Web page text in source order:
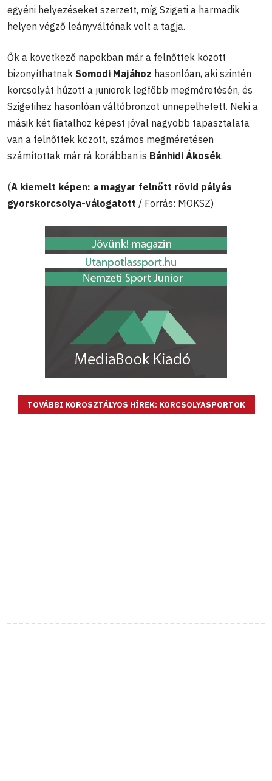
egyéni helyezéseket szerzett, míg Szigeti a harmadik
helyen végző leányváltónak volt a tagja.
Ők a következő napokban már a felnőttek között
bizonyíthatnak Somodi Majához hasonlóan, aki szintén
korcsolyát húzott a juniorok legfőbb megméretésén, és
Szigetihez hasonlóan váltóbronzot ünnepelhetett. Neki a
másik két fiatalhoz képest jóval nagyobb tapasztalata
van a felnőttek között, számos megméretésen
számítottak már rá korábban is Bánhidi Ákosék.
(A kiemelt képen: a magyar felnőtt rövid pályás
gyorskorcsolya-válogatott / Forrás: MOKSZ)
TOVÁBBI KOROSZTÁLYOS HÍREK: KORCSOLYASPORTOK